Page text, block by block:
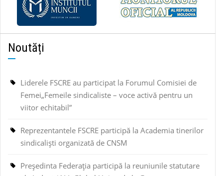
Noutăți
Liderele FSCRE au participat la Forumul Comisiei de
Femei„Femeile sindicaliste – voce activă pentru un
viitor echitabil”
Reprezentantele FSCRE participă la Academia tinerilor
sindicaliști organizată de CNSM
Președinta Federația participă la reuniunile statutare